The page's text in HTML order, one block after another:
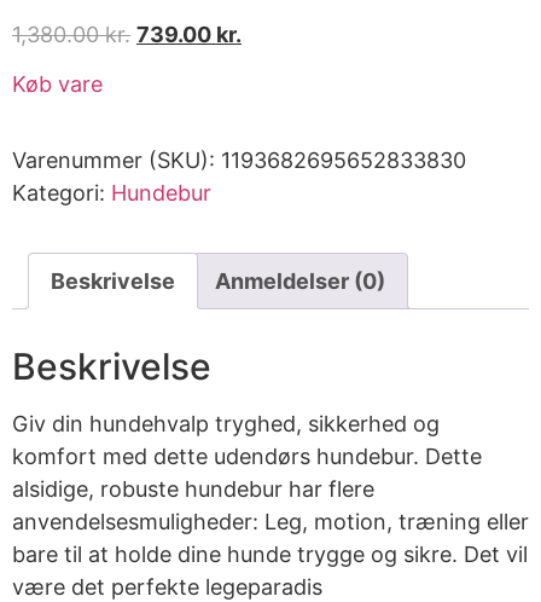
1,380.00kr. 739.00 kr.
Køb vare
Varenummer (SKU): 1193682695652833830
Kategori: Hundebur
Beskrivelse Anmeldelser (0)
Beskrivelse
Giv din hundehvalp tryghed, sikkerhed og
komfort med dette udendørs hundebur. Dette
alsidige, robuste hundebur har flere
anvendelsesmuligheder: Leg, motion, træning eller
bare til at holde dine hunde trygge og sikre. Det vil
være det perfekte legeparadis